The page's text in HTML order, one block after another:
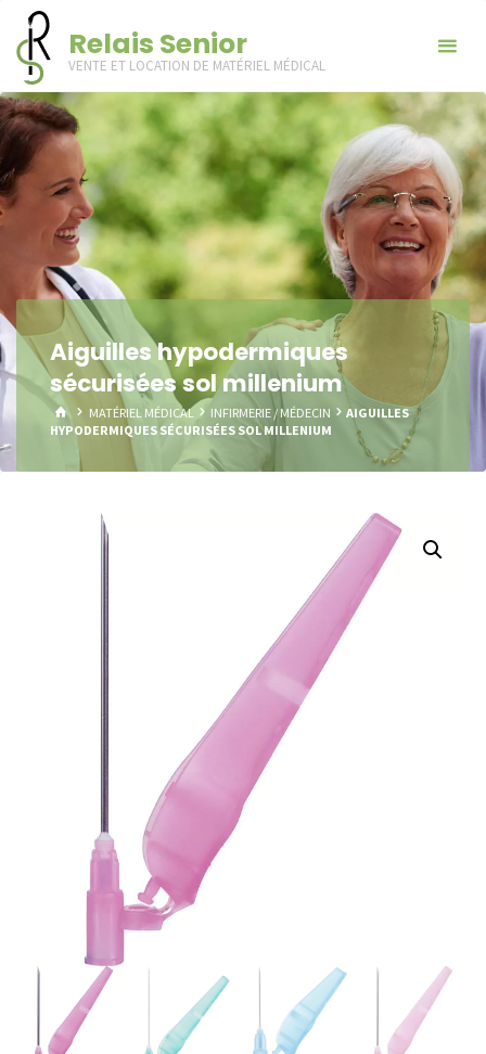
content
Relais Senior
VENTE ET LOCATION DE MATÉRIEL MÉDICAL
Aiguilles hypodermiques
sécurisées sol millenium
HOMEMATÉRIEL MÉDICAL INFIRMERIE / MÉDECIN
AIGUILLES
HYPODERMIQUES SÉCURISÉES SOL MILLENIUM